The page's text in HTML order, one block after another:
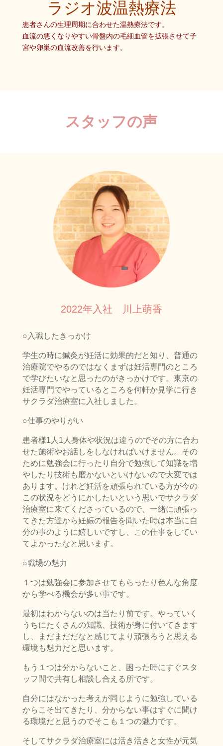
ラジオ波温熱療法
患者さんの生理周期に合わせた温熱療法です。
血流の悪くなりやすい骨盤内の毛細血管を拡張させて子
宮や卵巣の血流改善を行います。
スタッフの声
2022年入社 川上萌香
○入職したきっかけ
学生の時に鍼灸が妊活に効果的だと知り、普通の
治療院でやるのではなくまずは妊活専門のところ
で学びたいなと思ったのがきっかけです。東京の
妊活専門でやっているところを何軒か見学に行き
サクラダ治療室に入社しました。
○仕事のやりがい
患者様1人1人身体や状況は違うのでその方に合わ
せた施術やお話しをしなければいけません。その
ために勉強会に行ったり自分で勉強して知識を増
やしたり技術も磨かないといけないので大変では
あります。けれど妊活を頑張られている方が今の
この状況をどうにかしたいという思いでサクラダ
治療室に来てくださっているので、一緒に頑張っ
てきた方達から妊娠の報告を聞いた時は本当に自
分の事のように嬉しいですし、この仕事をしてい
てよかったなと思います。
○職場の魅力
１つは勉強会に参加させてもらったり色んな角度
から学べる機会が多い事です。
最初はわからないのは当たり前です。やっていく
うちにたくさんの知識、技術が身に付いてきます
し、まだまだだなと感じてより頑張ろうと思える
環境も魅力だと思います。
もう１つは分からないこと、困った時にすぐスタ
ッフ間で共有し相談し合える所です。
自分にはなかった考えが同じように勉強している
からこそ出てきたり、分からない事はすぐに聞け
る環境だと思うのでそこも１つの魅力です。
そしてサクラダ治療室には活き活きと女性が元気